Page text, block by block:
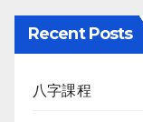
Recent Posts
八字課程